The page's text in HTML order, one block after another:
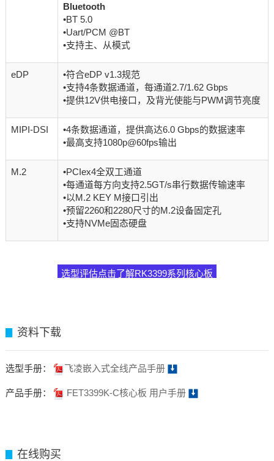
Bluetooth
•BT 5.0
•Uart/PCM @BT
•支持主、从模式
eDP
•符合eDP v1.3规范
•支持4条数据通道，每通道2.7/1.62 Gbps
•提供12V供电接口，及背光使能与PWM调节亮度
MIPI-DSI
•4条数据通道，提供高达6.0 Gbps的数据速率
•最高支持1080p@60fps输出
M.2
•PCIex4全双工通道
•每通道每方向支持2.5GT/s串行数据传输速率
•以M.2 KEY M接口引出
•预留2260和2280尺寸的M.2设备固定孔
•支持NVMe固态硬盘
选型评估点击了解RK3399系列核心板
资料下载
选型手册： 飞凌嵌入式全线产品手册
产品手册： FET3399K-C核心板 用户手册
在线购买